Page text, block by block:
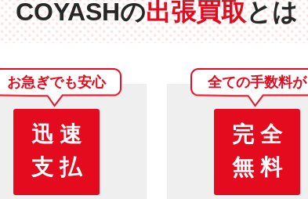
COYASHの出張買取とは
お急ぎでも安心
迅 速
支 払
全ての手数料が
完 全
無 料